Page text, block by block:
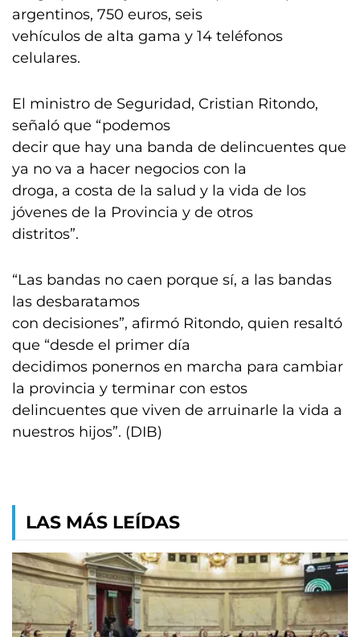
argentinos, 750 euros, seis
vehículos de alta gama y 14 teléfonos
celulares.
El ministro de Seguridad, Cristian Ritondo,
señaló que “podemos
decir que hay una banda de delincuentes que
ya no va a hacer negocios con la
droga, a costa de la salud y la vida de los
jóvenes de la Provincia y de otros
distritos”.
“Las bandas no caen porque sí, a las bandas
las desbaratamos
con decisiones”, afirmó Ritondo, quien resaltó
que “desde el primer día
decidimos ponernos en marcha para cambiar
la provincia y terminar con estos
delincuentes que viven de arruinarle la vida a
nuestros hijos”. (DIB)
LAS MÁS LEÍDAS